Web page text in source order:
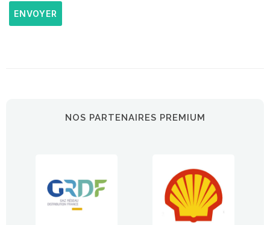
ENVOYER
NOS PARTENAIRES PREMIUM